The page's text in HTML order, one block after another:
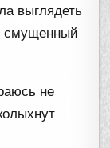
выглядеть
смущенный
не